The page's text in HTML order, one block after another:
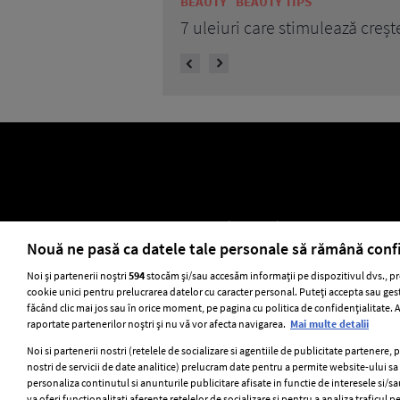
7 uleiuri care stimulează
ELLE Style Awards 2024 Despre
Stiri GSP
Nouă ne pasă ca datele tale personale să rămână
Noi și partenerii noștri 594stocăm și/sau accesăm informații pe dispozitivul dvs.,
cookie unici pentru prelucrarea datelor cu caracter personal. Puteți accepta sau
făcând clic mai jos sau în orice moment, pe pagina cu politica de confidențialitate.
raportate partenerilor noștri și nu vă vor afecta navigarea. Mai multe detalii
Noi si partenerii nostri (retelele de socializare si agentiile de publicitate partenere,
nostri de servicii de date analitice) prelucram date pentru a permite website-ului
personaliza continutul si anunturile publicitare afisate in functie de interesele si/